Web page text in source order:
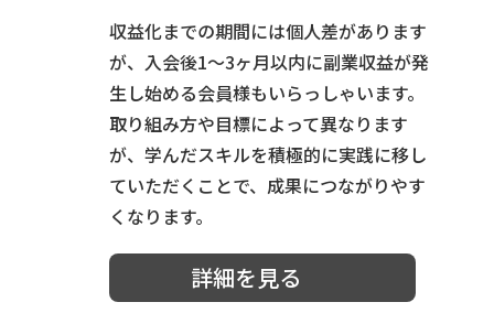
収益化までの期間には個人差があります
が、入会後1〜3ヶ月以内に副業収益が発
生し始める会員様もいらっしゃいます。
取り組み方や目標によって異なります
が、学んだスキルを積極的に実践に移し
ていただくことで、成果につながりやす
くなります。
詳細を見る